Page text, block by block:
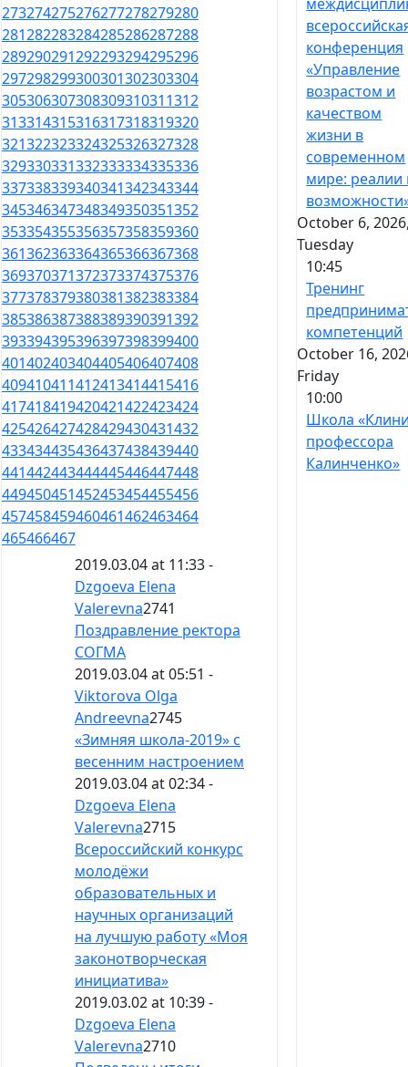
273274275276277278279280
281282283284285286287288
289290291292293294295296
297298299300301302303304
305306307308309310311312
313314315316317318319320
321322323324325326327328
329330331332333334335336
337338339340341342343344
345346347348349350351352
353354355356357358359360
361362363364365366367368
369370371372373374375376
377378379380381382383384
385386387388389390391392
393394395396397398399400
401402403404405406407408
409410411412413414415416
417418419420421422423424
425426427428429430431432
433434435436437438439440
441442443444445446447448
449450451452453454455456
457458459460461462463464
465466467
2019.03.04 at 11:33 -
Dzgoeva Elena
Valerevna2741
Поздравление ректора
СОГМА
2019.03.04 at 05:51 -
Viktorova Olga
Andreevna2745
«Зимняя школа-2019» с
весенним настроением
2019.03.04 at 02:34 -
Dzgoeva Elena
Valerevna2715
Всероссийский конкурс
молодёжи
образовательных и
научных организаций
на лучшую работу «Моя
законотворческая
инициатива»
2019.03.02 at 10:39 -
Dzgoeva Elena
Valerevna2710
конференция
«Управление
возрастом и
качеством
жизни в
современном
мире: реалии
October 6,
Tuesday
10:45
Тренинг
компетенций
October 16,
Friday
10:00
Школа
профессора
Калинченко»